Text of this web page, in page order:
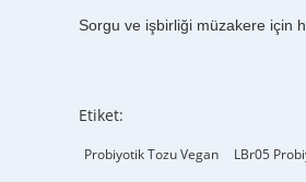
Sorgu ve işbirliği müzakere için
Etiket:
Probiyotik Tozu Vegan LBr05